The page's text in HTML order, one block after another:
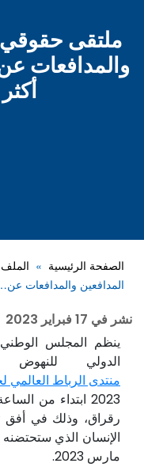
ملتقى حقوقي
والمدافعات
أكثر
الصفحة الرئيسية
المدافعين والمدافعات
نشر في 17 فبراير 2023
ينظم المجلس الوطني
الدولي للنهوض
منتدى الرباط العالمي
2023 ابتداء من
رقراق، وذلك في أفق
الإنسان الذي
مارس 2023.